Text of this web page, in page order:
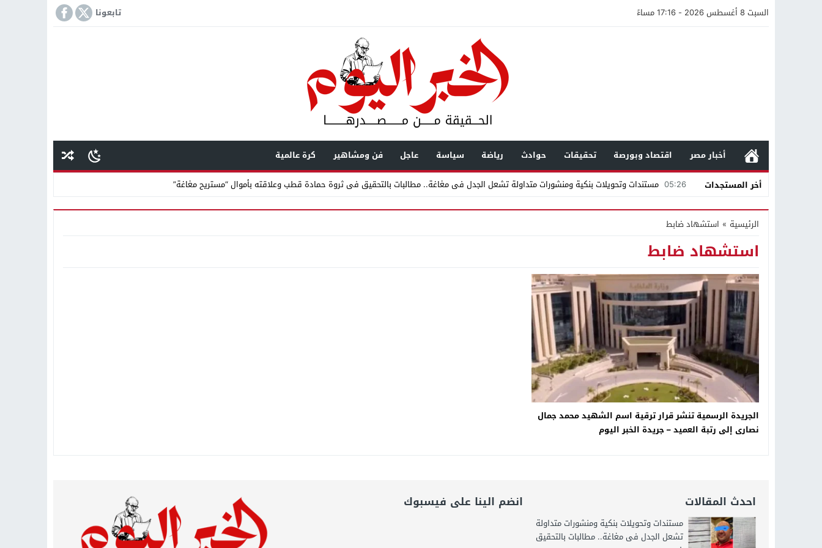
السبت 8 أغسطس 2026 - 17:16 مساءً تابعونا
أخبار مصر اقتصاد وبورصة تحقيقات حوادث رياضة سياسة عاجل فن ومشاهير
كرة عالمية
أخر المستجدات
05:26 مستندات وتحويلات بنكية ومنشورات متداولة تشعل الجدل فى مغاغة.. مطالبات بالتحقيق فى ثروة حمادة قطب وعلاقته بأموال “مستريح مغاغة”
19:57 محمد صالح هشلان يقدم أهم خمس نصائح لكل سائق 11:00 حزب مستقبل وطن بقصر النيل يوزّع كتاب الأضواء مجانًا بالتعاون مع شركة نهضة مصر
19:14
21:40 مواطن كويتي يقع ضحية عملية احتيال عابرة للحدود باسم “التصوف” ويطالب بأكثر من نصف مليون بمساعدة شخصيات دينية سودانية
16:20 من عامل بناء إلى إمبراطور الأراضى.. تساؤلات حول ثروة حمادة قطب وشراكاته المثيرة للجدل فى مغاغة
18:16 وليد منصور يتفاوض مع نجمة «العشق الممنوع» بيرين سات للمشاركة فى فيلم «ميلانو»
19:34 د. جمال شعبان لطلاب الثانوية العامة: كلية الطب رسالة إنسانية.. ومن يحلم بأن يصبح مثل مجدى يعقوب عليه بالاجتهاد
الرئيسية » استشهاد ضابط
استشهاد ضابط
الجريدة الرسمية تنشر قرار ترقية اسم الشهيد محمد جمال
نصارى إلى رتبة العميد – جريدة الخبر اليوم
احدث المقالات
مستندات وتحويلات بنكية ومنشورات متداولة
تشعل الجدل فى مغاغة.. مطالبات بالتحقيق
انضم الينا على فيسبوك